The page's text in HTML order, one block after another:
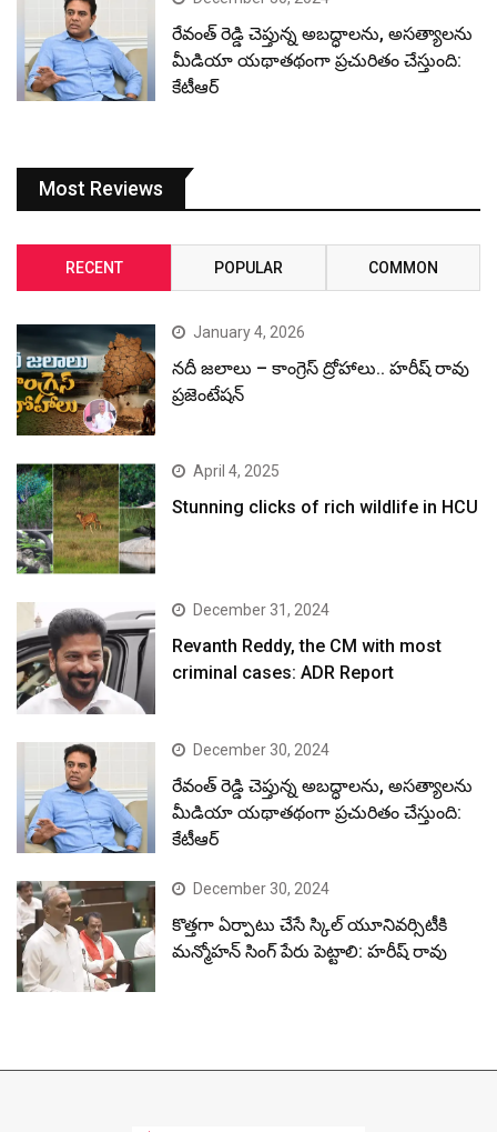
రేవంత్ రెడ్డి చెప్తున్న అబద్ధాలను, అసత్యాలను
మీడియా యథాతథంగా ప్రచురితం చేస్తుంది:
కేటీఆర్
Most Reviews
RECENT POPULAR COMMON
January 4, 2026
నదీ జలాలు – కాంగ్రెస్ ద్రోహాలు.. హరీష్ రావు
ప్రజెంటేషన్
April 4, 2025
Stunning clicks of rich wildlife in HCU
December 31, 2024
Revanth Reddy, the CM with most
criminal cases: ADR Report
December 30, 2024
రేవంత్ రెడ్డి చెప్తున్న అబద్ధాలను, అసత్యాలను
మీడియా యథాతథంగా ప్రచురితం చేస్తుంది:
కేటీఆర్
December 30, 2024
కొత్తగా ఏర్పాటు చేసే స్కిల్ యూనివర్సిటీకి
మన్మోహన్ సింగ్ పేరు పెట్టాలి: హరీష్ రావు